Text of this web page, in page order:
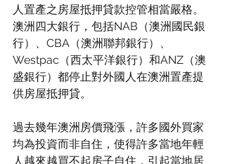
人置產之房屋抵押貸款控管相當嚴格。
澳洲四大銀行，包括NAB（澳洲國民銀
行）、CBA（澳洲聯邦銀行）、
Westpac（西太平洋銀行）和ANZ（澳
盛銀行）都停止對外國人在澳洲置產提
供房屋抵押貸。
過去幾年澳洲房價飛漲，許多國外買家
均為投資而非自住，使得許多當地年輕
人越來越買不起房子自住，引起當地居